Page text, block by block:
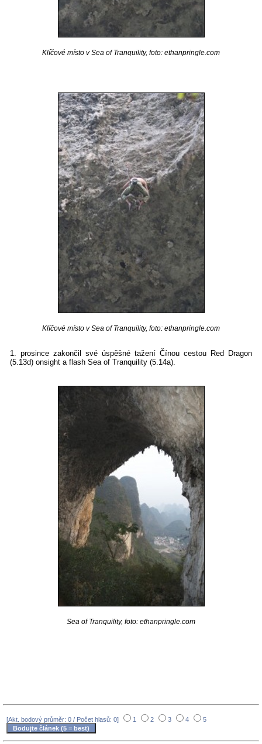
Klíčové místo v Sea of Tranquility, foto: ethanpringle.com
Klíčové místo v Sea of Tranquility, foto: ethanpringle.com
1. prosince zakončil své úspěšné tažení Čínou cestou Red Dragon
(5.13d) onsight a flash Sea of Tranquility (5.14a).
Sea of Tranquility, foto: ethanpringle.com
[Akt. bodový průměr: 0 / Počet hlasů: 0] 1 2 3 4 5